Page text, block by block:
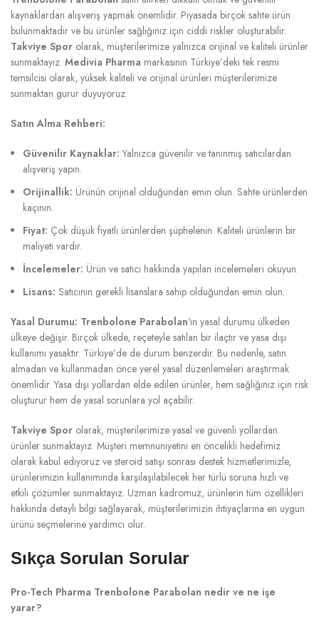
kaynaklardan alışveriş yapmak önemlidir. Piyasada birçok sahte ürün
bulunmaktadır ve bu ürünler sağlığınız için ciddi riskler oluşturabilir.
Takviye Spor olarak, müşterilerimize yalnızca orijinal ve kaliteli ürünler
sunmaktayız. Medivia Pharma markasının Türkiye’deki tek resmi
temsilcisi olarak, yüksek kaliteli ve orijinal ürünleri müşterilerimize
sunmaktan gurur duyuyoruz.
Satın Alma Rehberi:
Güvenilir Kaynaklar: Yalnızca güvenilir ve tanınmış satıcılardan
alışveriş yapın.
Orijinallik: Ürünün orijinal olduğundan emin olun. Sahte ürünlerden
kaçının.
Fiyat: Çok düşük fiyatlı ürünlerden şüphelenin. Kaliteli ürünlerin bir
maliyeti vardır.
İncelemeler: Ürün ve satıcı hakkında yapılan incelemeleri okuyun.
Lisans: Satıcının gerekli lisanslara sahip olduğundan emin olun.
Yasal Durumu: Trenbolone Parabolan‘ın yasal durumu ülkeden
ülkeye değişir. Birçok ülkede, reçeteyle satılan bir ilaçtır ve yasa dışı
kullanımı yasaktır. Türkiye’de de durum benzerdir. Bu nedenle, satın
almadan ve kullanmadan önce yerel yasal düzenlemeleri araştırmak
önemlidir. Yasa dışı yollardan elde edilen ürünler, hem sağlığınız için risk
oluşturur hem de yasal sorunlara yol açabilir.
Takviye Spor olarak, müşterilerimize yasal ve güvenli yollardan
ürünler sunmaktayız. Müşteri memnuniyetini en öncelikli hedefimiz
olarak kabul ediyoruz ve steroid satışı sonrası destek hizmetlerimizle,
ürünlerimizin kullanımında karşılaşılabilecek her türlü soruna hızlı ve
etkili çözümler sunmaktayız. Uzman kadromuz, ürünlerin tüm özellikleri
hakkında detaylı bilgi sağlayarak, müşterilerimizin ihtiyaçlarına en uygun
ürünü seçmelerine yardımcı olur.
Sıkça Sorulan Sorular
Pro-Tech Pharma Trenbolone Parabolan nedir ve ne işe
yarar?